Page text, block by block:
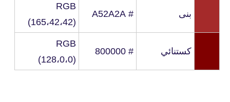
بنى # A52A2A
RGB
(165،42،42)
كستنائي # 800000
RGB
(128،0،0)